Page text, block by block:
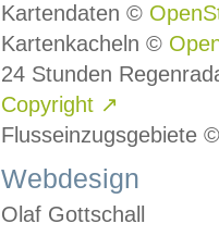
Kartendaten ©
Kartenkacheln ©
24 Stunden
Copyright ↗
Flusseinzugsgebiete
Webdesign
Olaf Gottschall